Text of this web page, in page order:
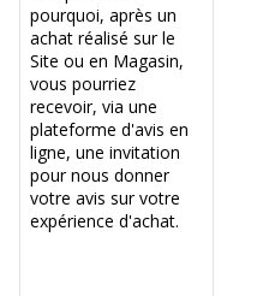
pourquoi, après un
achat réalisé sur le
Site ou en Magasin,
vous pourriez
recevoir, via une
plateforme d'avis en
ligne, une invitation
pour nous donner
votre avis sur votre
expérience d'achat.